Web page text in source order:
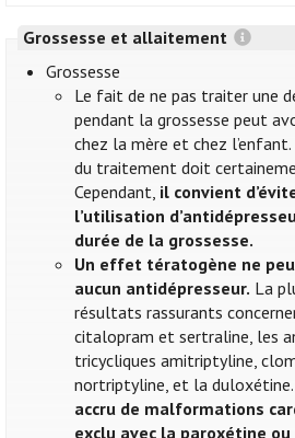
Grossesse et allaitement
Grossesse
Le fait de ne pas traiter une
pendant la grossesse peut
chez la mère et chez
du traitement doit
Cependant, il convient
l’utilisation
durée de la grossesse.
Un effet tératogène ne
aucun antidépresseur. La
résultats rassurants
citalopram et sertraline, les
tricycliques amitriptyline,
nortriptyline, et la duloxétine.
accru de malformations
exclu avec la paroxétine ou